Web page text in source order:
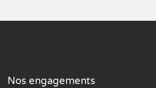
Nos engagements